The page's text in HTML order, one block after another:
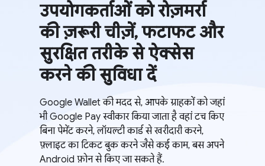
उपयोगकर्ताओं को रोज़मर्रा
की ज़रूरी चीज़ें, फटाफट और
सुरक्षित तरीके से ऐक्सेस
करने की सुविधा दें
Google Wallet की मदद से, आपके ग्राहकों को जहां
भी Google Pay स्वीकार किया जाता है वहां टच किए
बिना पेमेंट करने, लॉयल्टी कार्ड से खरीदारी करने,
फ़्लाइट का टिकट बुक करने जैसे कई काम, बस अपने
Android फ़ोन से किए जा सकते हैं.